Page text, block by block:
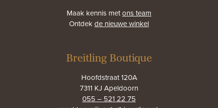
Maak kennis metons team
Ontdekde nieuwe winkel
Breitling Boutique
Hoofdstraat 120A
7311 KJ Apeldoorn
055 – 521 22 75